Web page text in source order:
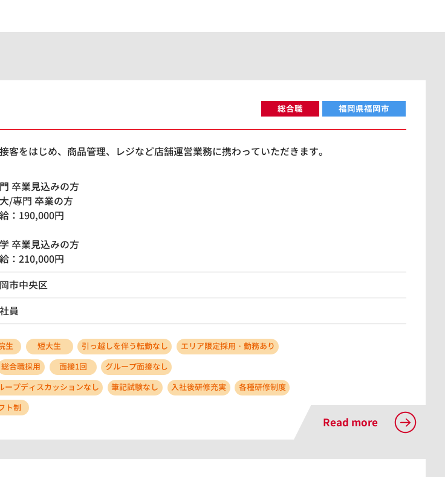
総合職 福岡県福岡市
客をはじめ、商品管理、レジなど店舗運営業務に携わっていただきます。
卒業見込みの方
/専門 卒業の方
：190,000円
卒業見込みの方
：210,000円
市中央区
員
生 短大生 引っ越しを伴う転勤なし
エリア限定採用・勤務あり
総合職採用 面接1回
グループ面接なし
ープディスカッションなし
筆記試験なし 入社後研修充実
各種研修制度
ト制
Read more